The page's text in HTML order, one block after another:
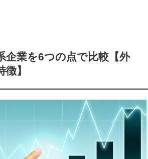
企業を6つの点で比較【外
】